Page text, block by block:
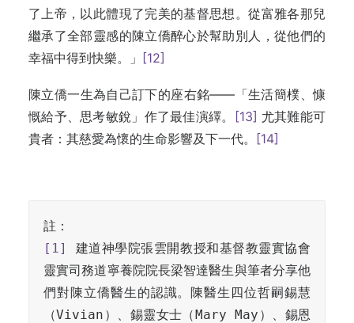
了上帝，以此體現了完美的基督思想。從富雅各那兒
繼承了全部靈感的陳立僑醉心於幫助別人，從他們的
幸福中得到快樂。」 [12]
陳立僑一生為自己訂下的座右銘——「生活簡樸、慷
慨給予、思考敏銳」作了最佳演繹。
[13] 尤其難能可
貴者：其慈愛為懷的生命影響及下一代。
[14]
[1]
建道神學院張雲開教授和基督教靈實協會
靈實司務道寧養院院長梁智達醫生與筆者分享他
們對陳立僑醫生的認識。陳醫生四位哲嗣錫慧
（Vivian）、錫靈女士（Mary May）、錫恩